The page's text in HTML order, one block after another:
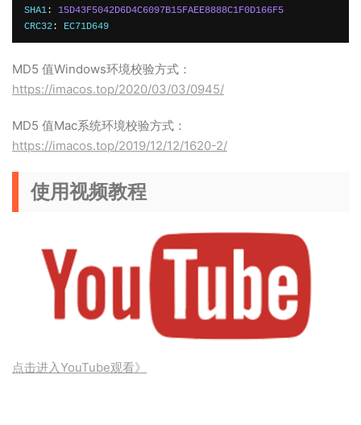
SHA1 :
15D43F5042D6D4C6097B15FAEE8888C1F0D166F5
CRC32 : EC71D649
MD5 值Windows环境校验方式：
https://imacos.top/2020/03/03/0945/
MD5 值Mac系统环境校验方式：
https://imacos.top/2019/12/12/1620-2/
使用视频教程
点击进入YouTube观看》